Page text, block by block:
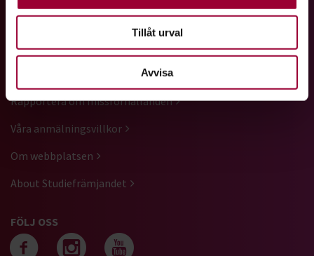
Tillåt urval
Avvisa
GENVÄGAR
Kontakta oss
Rapportera om missförhållanden
Våra anmälningsvillkor
Om webbplatsen
About Studiefrämjandet
FÖLJ OSS